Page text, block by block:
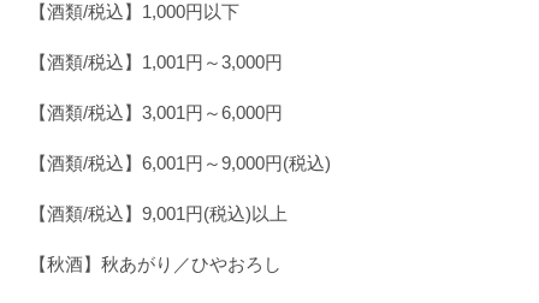
【酒類/税込】1,000円以下
【酒類/税込】1,001円～3,000円
【酒類/税込】3,001円～6,000円
【酒類/税込】6,001円～9,000円(税込)
【酒類/税込】9,001円(税込)以上
【秋酒】秋あがり／ひやおろし